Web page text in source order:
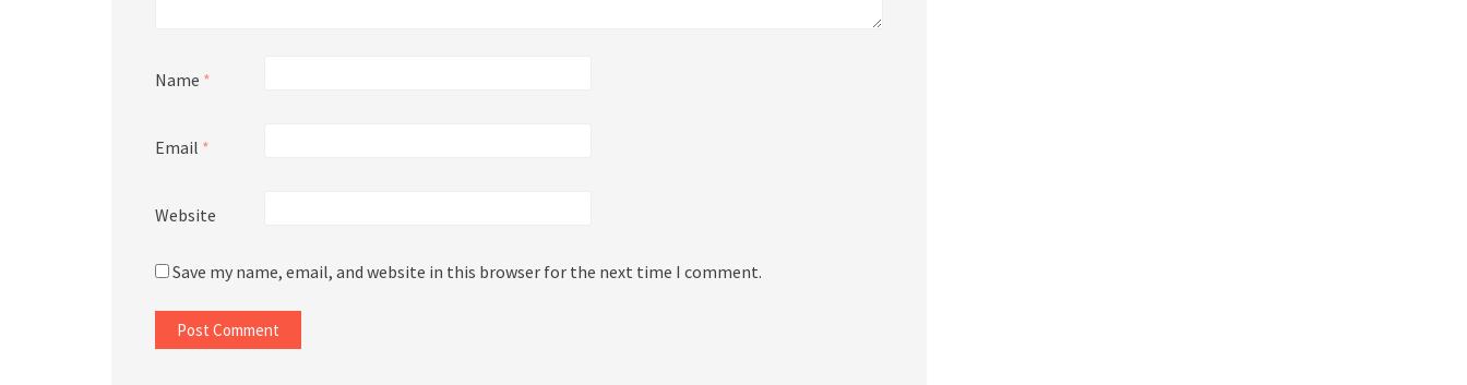
Name *
Email *
Website
Save my name, email, and website in this browser for the next time I comment.